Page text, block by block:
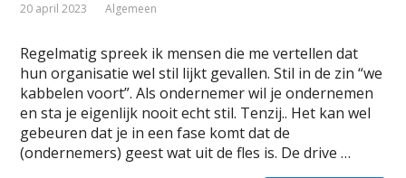
20 april 2023 Algemeen
Regelmatig spreek ik mensen die me vertellen dat
hun organisatie wel stil lijkt gevallen. Stil in de zin “we
kabbelen voort”. Als ondernemer wil je ondernemen
en sta je eigenlijk nooit echt stil. Tenzij.. Het kan wel
gebeuren dat je in een fase komt dat de
(ondernemers) geest wat uit de fles is. De drive …